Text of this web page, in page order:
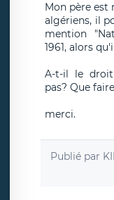
Mon père est
algériens, il
mention
1961, alors
A-t-il le
pas? Que
merci.
Publié par